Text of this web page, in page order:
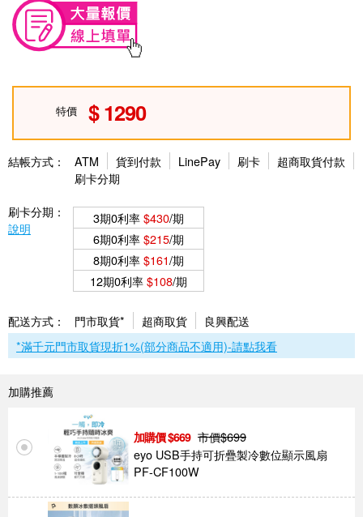
特價 1290
結帳方式： ATM 貨到付款 LinePay 刷卡
超商取貨付款
刷卡分期
刷卡分期：
說明
3期0利率$430/期
6期0利率$215/期
8期0利率$161/期
12期0利率$108/期
配送方式： 門市取貨* 超商取貨
良興配送
*滿千元門市取貨現折1%(部分商品不適用)-請點我看
加購推薦
669 市價$699
eyo USB手持可折疊製冷數位顯示風扇
PF-CF100W